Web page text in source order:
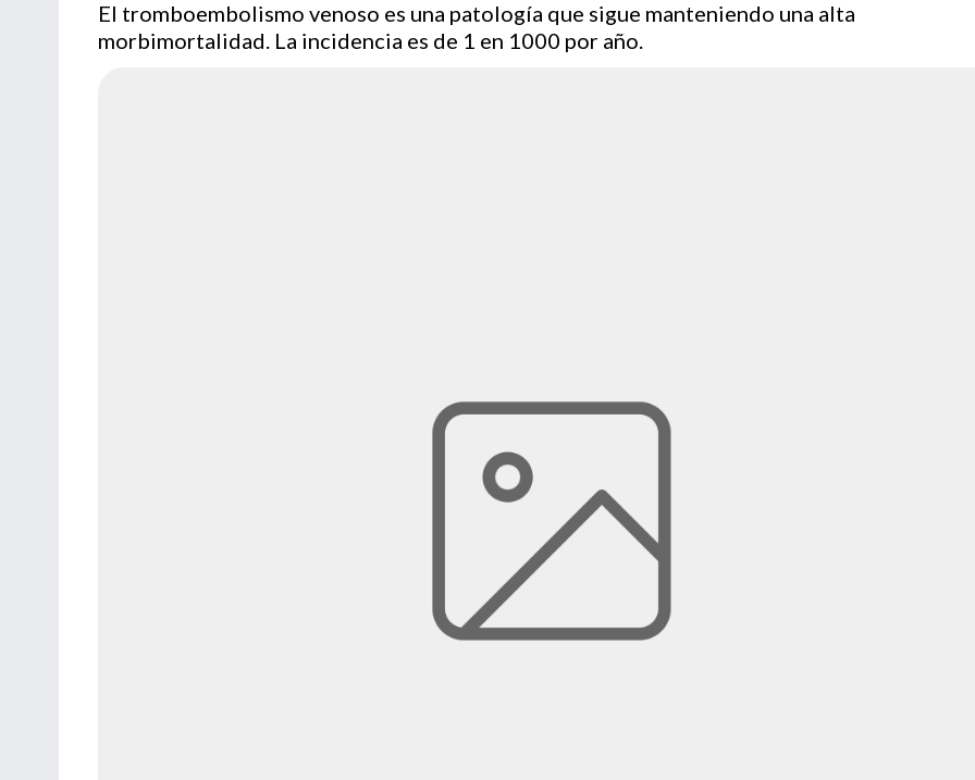
El tromboembolismo venoso es una patología que sigue manteniendo una alta
morbimortalidad. La incidencia es de 1 en 1000 por año.